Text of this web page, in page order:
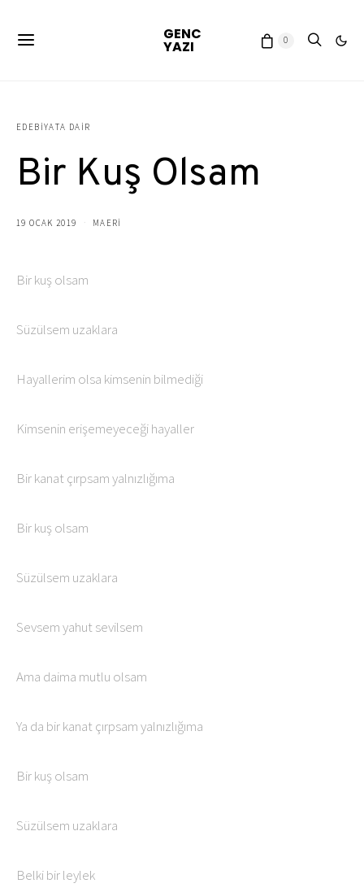
GENC
YAZI 0
EDEBIYATA DAIR
Bir Kuş Olsam
19 OCAK 2019 MAERI
Bir kuş olsam
Süzülsem uzaklara
Hayallerim olsa kimsenin bilmediği
­­Kimsenin erişemeyeceği hayaller
Bir kanat çırpsam yalnızlığıma
Bir kuş olsam
Süzülsem uzaklara
Sevsem yahut sevilsem
Ama daima mutlu olsam
Ya da bir kanat çırpsam yalnızlığıma
Bir kuş olsam
Süzülsem uzaklara
Belki bir leylek